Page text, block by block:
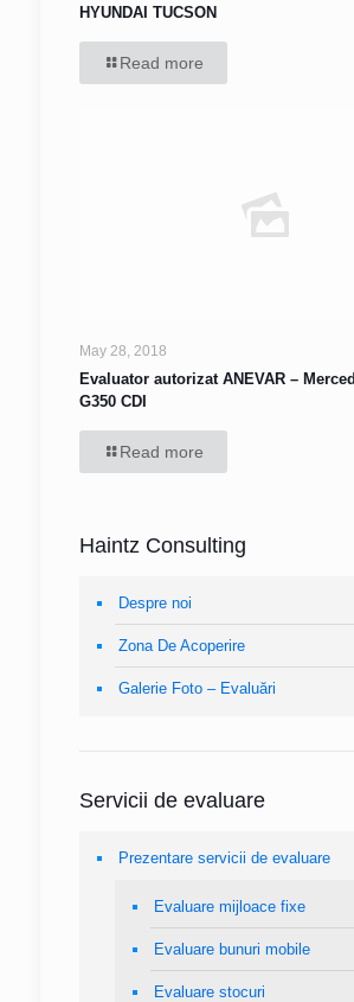
HYUNDAI TUCSON
Read more
May 28, 2018
Evaluator autorizat ANEVAR –
G350 CDI
Read more
Haintz Consulting
Despre noi
Zona De Acoperire
Galerie Foto – Evaluări
Servicii de evaluare
Prezentare servicii de evaluare
Evaluare mijloace fixe
Evaluare bunuri mobile
Evaluare stocuri